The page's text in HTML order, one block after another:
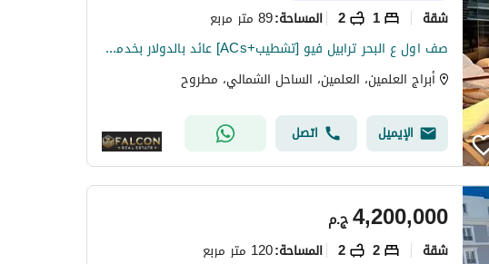
شقة 1
2 المساحة:89 متر مربع
صف اول ع البحر ترابيل فيو [تشطيب+ACs] عائد بالدولار بخدمه VIP في ابراج العلمين الساحل الشمالي دقايق الي مراسي و هاسيندا Alamein Towers - NORTH COAST
أبراج العلمين، العلمين، الساحل الشمالي، مطروح
الإيميل اتصل
ج.م4,200,000
شقة 2
2 المساحة:120 متر مربع